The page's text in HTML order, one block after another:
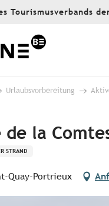
Tourismusverbands
Urlaubsvorbereitung
de la
STRAND
Quay-Portrieux